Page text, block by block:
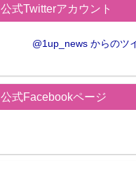
公式Twitterアカウント
@1up_news からのツ
公式Facebookページ